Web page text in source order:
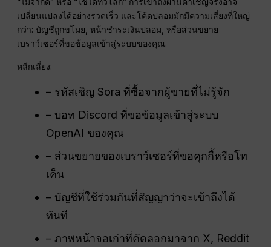
เปลี่ยนแปลงได้อย่างรวดเร็ว และโค้ดปลอมมักมีความเสี่ยงที่ใหญ่
กว่า: บัญชีถูกขโมย, หน้าชำระเงินปลอม, หรือส่วนขยาย
เบราว์เซอร์ที่ขอข้อมูลเข้าสู่ระบบของคุณ.
หลีกเลี่ยง:
– รหัสเชิญ Sora ที่ซื้อจากผู้ขายที่ไม่รู้จัก
– บอท Discord ที่ขอข้อมูลเข้าสู่ระบบ
OpenAI ของคุณ
– ส่วนขยายของเบราว์เซอร์ที่ขอคุกกี้หรือโท
เค็น
– บัญชีที่ใช้ร่วมกันที่สัญญาว่าจะเข้าถึงได้
ทันที
– ภาพหน้าจอเก่าที่คัดลอกมาจาก X, Reddit